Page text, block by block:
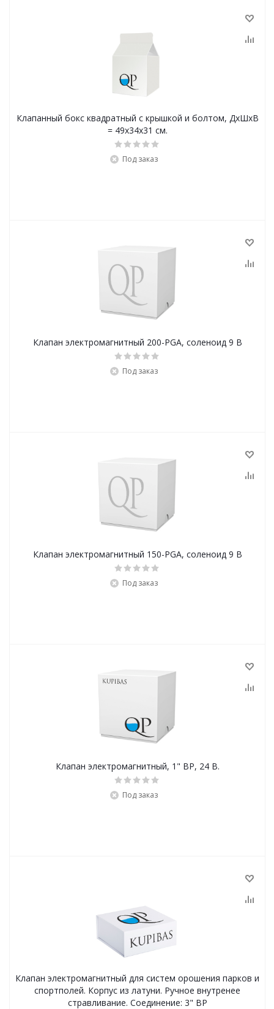
Клапанный бокс квадратный с крышкой и болтом, ДхШхВ
= 49х34х31 см.
Под заказ
Клапан электромагнитный 200-PGA, соленоид 9 В
Под заказ
Клапан электромагнитный 150-PGA, соленоид 9 В
Под заказ
Клапан электромагнитный, 1" ВР, 24 В.
Под заказ
Клапан электромагнитный для систем орошения парков и
спортполей. Корпус из латуни. Ручное внутренее
стравливание. Соединение: 3" ВР